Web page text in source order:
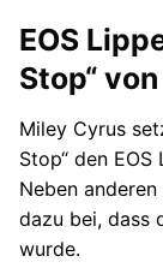
EOS
Stop“
Miley Cyrus
Stop“ den
Neben
dazu bei, dass
wurde.